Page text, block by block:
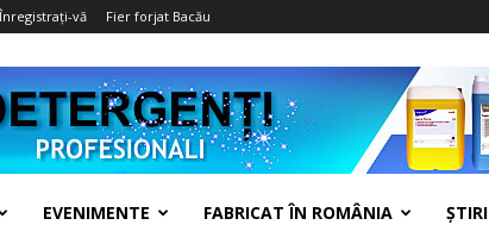
vă Fier forjat Bacău
EVENIMENTE FABRICAT ÎN ROMÂNIA ŞTIRI